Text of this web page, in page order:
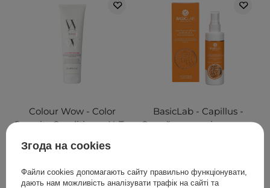
Colour Wow - Color
Security Conditioner N-T -
захисту кольору для
волосся - 250ml
BasicLab - Capillus -
Спрей-кондиціонер для
Згода на cookies
Файли cookies допомагають сайту правильно функціонувати,
дають нам можливість аналізувати трафік на сайті та